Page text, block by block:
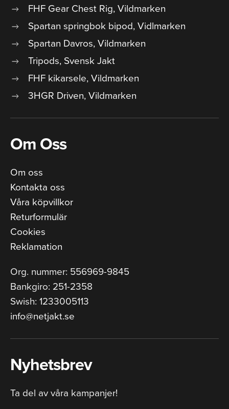
FHF Gear Chest Rig, Vildmarken
Spartan springbok bipod, Vidlmarken
Spartan Davros, Vildmarken
Tripods, Svensk Jakt
FHF kikarsele, Vildmarken
3HGR Driven, Vildmarken
Om Oss
Om oss
Kontakta oss
Våra köpvillkor
Returformulär
Cookies
Reklamation
Org. nummer: 556969-9845
Bankgiro: 251-2358
Swish: 1233005113
info@netjakt.se
Nyhetsbrev
Ta del av våra kampanjer!